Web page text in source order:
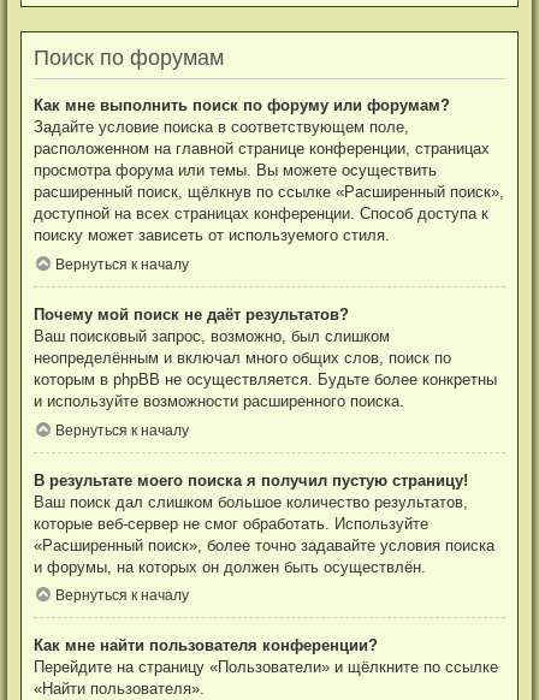
Поиск по форумам
Как мне выполнить поиск по форуму или форумам?
Задайте условие поиска в соответствующем поле,
расположенном на главной странице конференции, страницах
просмотра форума или темы. Вы можете осуществить
расширенный поиск, щёлкнув по ссылке «Расширенный поиск»,
доступной на всех страницах конференции. Способ доступа к
поиску может зависеть от используемого стиля.
Вернуться к началу
Почему мой поиск не даёт результатов?
Ваш поисковый запрос, возможно, был слишком
неопределённым и включал много общих слов, поиск по
которым в phpBB не осуществляется. Будьте более конкретны
и используйте возможности расширенного поиска.
Вернуться к началу
В результате моего поиска я получил пустую страницу!
Ваш поиск дал слишком большое количество результатов,
которые веб-сервер не смог обработать. Используйте
«Расширенный поиск», более точно задавайте условия поиска
и форумы, на которых он должен быть осуществлён.
Вернуться к началу
Как мне найти пользователя конференции?
Перейдите на страницу «Пользователи» и щёлкните по ссылке
«Найти пользователя».